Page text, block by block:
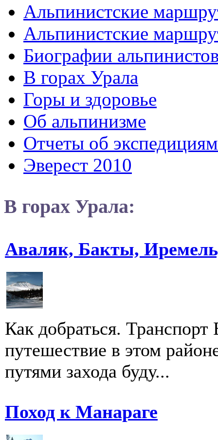
Альпинистские
Альпинистские
Биографии
В горах Урала
Горы и здоровье
Об альпинизме
Отчеты об экспедициям
Эверест 2010
В горах Урала:
Аваляк, Бакты,
Как добраться.
путешествие в этом
путями захода буду...
Поход к Манараге